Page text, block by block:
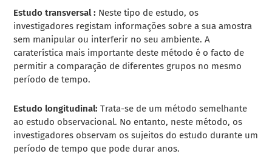
Estudo transversal: Neste tipo de estudo, os
investigadores registam informações sobre a sua amostra
sem manipular ou interferir no seu ambiente. A
caraterística mais importante deste método é o facto de
permitir a comparação de diferentes grupos no mesmo
período de tempo.
Estudo longitudinal: Trata-se de um método semelhante
ao estudo observacional. No entanto, neste método, os
investigadores observam os sujeitos do estudo durante um
período de tempo que pode durar anos.